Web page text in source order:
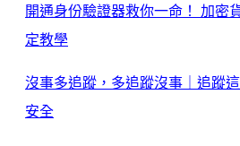
開通身份驗證器救你一命！ 加密
定教學
沒事多追蹤，多追蹤沒事｜追蹤
安全